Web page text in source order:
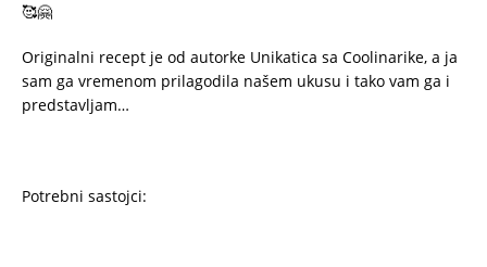
🥰🤗
Originalni recept je od autorke Unikatica sa Coolinarike, a ja
sam ga vremenom prilagodila našem ukusu i tako vam ga i
predstavljam…
Potrebni sastojci: